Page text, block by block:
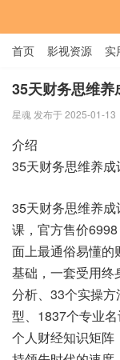
首页 影视资源 实
用户中心 书籍 娱
35天财务思维养
星魂 发布于 2025-01-13
介绍
35天财务思维养成
35天财务思维养
课，官方售价
面上最通俗易懂的
基础，一套受用终
分析、33个实操
型、1837个专业
个人财经知识矩阵